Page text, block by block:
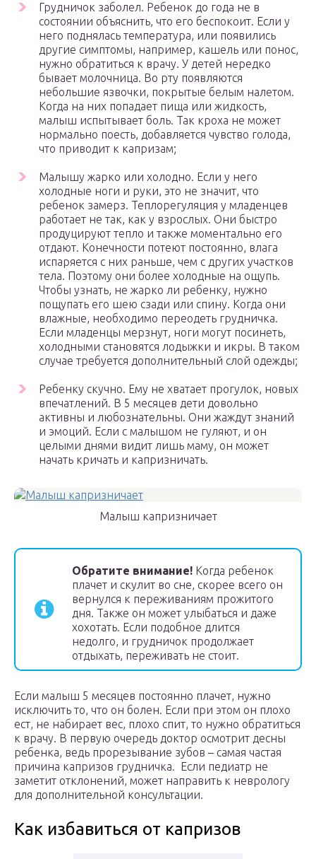
Грудничок заболел. Ребенок до года не в
состоянии объяснить, что его беспокоит. Если у
него поднялась температура, или появились
другие симптомы, например, кашель или понос,
нужно обратиться к врачу. У детей нередко
бывает молочница. Во рту появляются
небольшие язвочки, покрытые белым налетом.
Когда на них попадает пища или жидкость,
малыш испытывает боль. Так кроха не может
нормально поесть, добавляется чувство голода,
что приводит к капризам;
Малышу жарко или холодно. Если у него
холодные ноги и руки, это не значит, что
ребенок замерз. Теплорегуляция у младенцев
работает не так, как у взрослых. Они быстро
продуцируют тепло и также моментально его
отдают. Конечности потеют постоянно, влага
испаряется с них раньше, чем с других участков
тела. Поэтому они более холодные на ощупь.
Чтобы узнать, не жарко ли ребенку, нужно
пощупать его шею сзади или спину. Когда они
влажные, необходимо переодеть грудничка.
Если младенцы мерзнут, ноги могут посинеть,
холодными становятся лодыжки и икры. В таком
случае требуется дополнительный слой одежды;
Ребенку скучно. Ему не хватает прогулок, новых
впечатлений. В 5 месяцев дети довольно
активны и любознательны. Они жаждут знаний
и эмоций. Если с малышом не гуляют, и он
целыми днями видит лишь маму, он может
начать кричать и капризничать.
Малыш капризничает
Обратите внимание! Когда ребенок
плачет и скулит во сне, скорее всего он
вернулся к переживаниям прожитого
дня. Также он может улыбаться и даже
хохотать. Если подобное длится
недолго, и грудничок продолжает
отдыхать, переживать не стоит.
Если малыш 5 месяцев постоянно плачет, нужно
исключить то, что он болен. Если при этом он плохо
ест, не набирает вес, плохо спит, то нужно обратиться
к врачу. В первую очередь доктор осмотрит десны
ребенка, ведь прорезывание зубов – самая частая
причина капризов грудничка. Если педиатр не
заметит отклонений, может направить к неврологу
для дополнительной консультации.
Как избавиться от капризов